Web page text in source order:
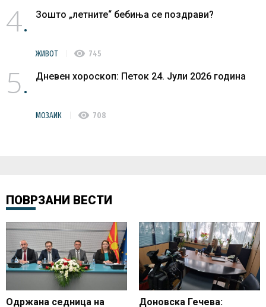
4 Зошто „летните“ бебиња се поздрави?
ЖИВОТ visibility 745
5 Дневен хороскоп: Петок 24. Јули 2026 година
МОЗАИК visibility 708
ПОВРЗАНИ ВЕСТИ
Одржана седница на
Доновска Гечева: